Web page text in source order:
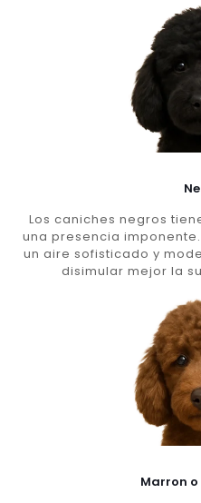
Los caniches negros
una presencia
un aire sofisticado y
disimular mejor la
Marron